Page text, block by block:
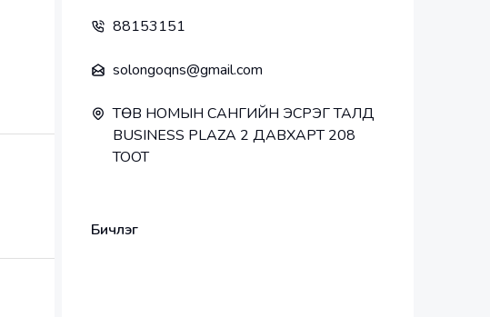
88153151
solongoqns@gmail.com
ТӨВ НОМЫН САНГИЙН ЭСРЭГ ТАЛД
BUSINESS PLAZA 2 ДАВХАРТ 208
ТООТ
Бичлэг